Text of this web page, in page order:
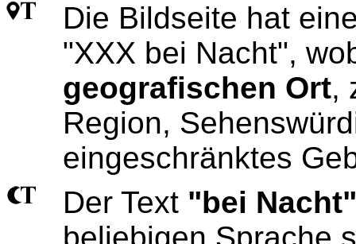
Die Bildseite hat
"XXX bei Nacht",
geografischen Ort,
Region,
eingeschränktes
Der Text "bei Nacht"